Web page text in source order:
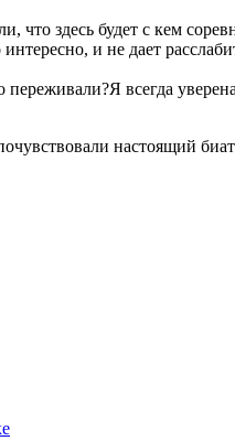
здесь будет с кем
и не дает
всегда